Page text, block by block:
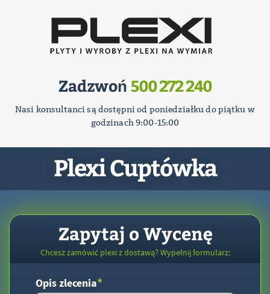
Zadzwoń 500 272 240
Nasi konsultanci są dostępni od poniedziałku do piątku w
godzinach 9:00-15:00
Plexi Cuptówka
Zapytaj o Wycenę
Chcesz zamówić plexi z dostawą? Wypełnij formularz:
Opis zlecenia*